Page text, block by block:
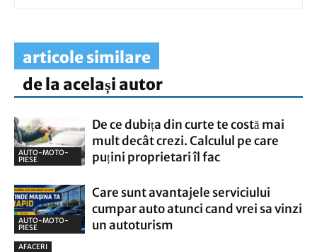
articole similare
de la același autor
AUTO-MOTO-
PIESE
De ce dubița din curte te costă mai
mult decât crezi. Calculul pe care
puțini proprietari îl fac
AUTO-MOTO-
PIESE
Care sunt avantajele serviciului
cumpar auto atunci cand vrei sa vinzi
un autoturism
AFACERI